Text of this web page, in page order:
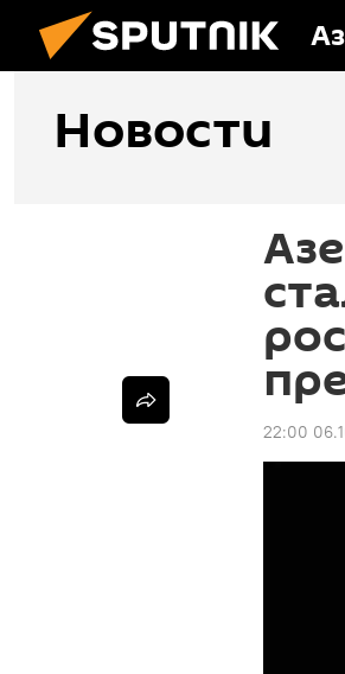
Новости
22:00